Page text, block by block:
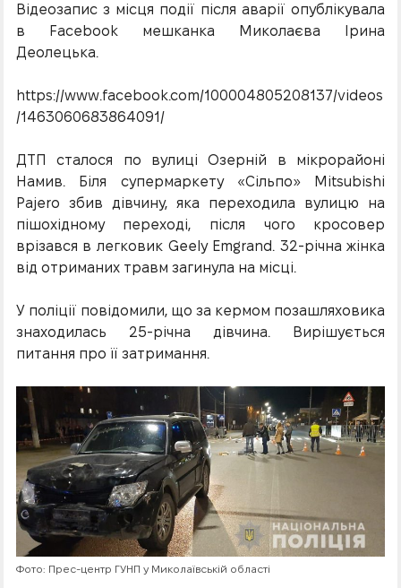
Відеозапис з місця події після аварії опублікувала
в Facebook мешканка Миколаєва Ірина
Деолецька.
https://www.facebook.com/100004805208137/videos
/1463060683864091/
ДТП сталося по вулиці Озерній в мікрорайоні
Намив. Біля супермаркету «Сільпо» Mitsubishi
Pajero збив дівчину, яка переходила вулицю на
пішохідному переході, після чого кросовер
врізався в легковик Geely Emgrand. 32-річна жінка
від отриманих травм загинула на місці.
У поліції повідомили, що за кермом позашляховика
знаходилась 25-річна дівчина. Вирішується
питання про її затримання.
Фото: Прес-центр ГУНП у Миколаївській області